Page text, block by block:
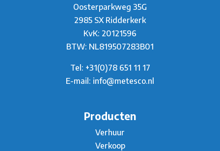
Oosterparkweg 35G
2985 SX Ridderkerk
KvK: 20121596
BTW: NL819507283B01
Tel: +31(0)78 651 11 17
E-mail: info@metesco.nl
Producten
Verhuur
Verkoop